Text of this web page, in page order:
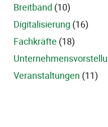
Breitband (10)
Digitalisierung (16)
Fachkräfte (18)
Veranstaltungen (11)